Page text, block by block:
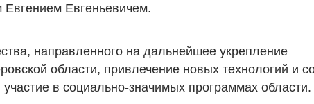
Евгеньевичем.
направленного на дальнейшее укрепление
области, привлечение новых технологий и
в социально-значимых программах области.